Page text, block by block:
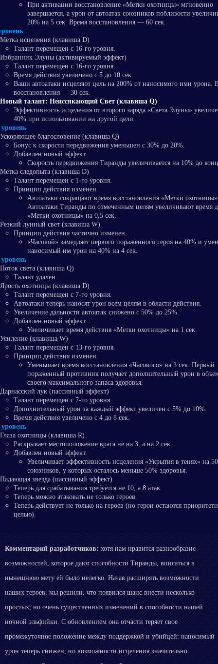
При активации восстановление «Метки охотницы» мгновенно
завершается, а урон от автоатак союзников поблизости
20% на 5 сек. Время восстановления — 60 сек.
Метка исцеления (клавиша D)
Талант перемещен с 16-го уровня.
Избранник Элуны (активируемый эффект)
Талант перемещен с 16-го уровня.
Время действия увеличено с 5 до 10 сек.
Ваши автоатаки исцеляют цель на 200% от наносимого ими урона.
восстановления — 30 сек.
Новый талант: Неиссякающий Свет (клавиша Q)
Эффективность исцеления от второго заряда «Света Элуны»
40% при использовании на другой цели.
Ускоряющее благословение (клавиша Q)
Бонус к скорости передвижения уменьшен с 30% до 20%.
Добавлен новый эффект.
Скорость передвижения Тиранды увеличивается на 10% до
Метка следопыта (клавиша D)
Талант перемещен с 1-го уровня.
Принцип действия изменен.
Автоатаки сокращают время восстановления «Метки
Автоатаки Тиранды по отмеченным целям увеличивают время
«Метки охотницы» на 0,5 сек.
Резкий лунный свет (клавиша W)
Принцип действия частично изменен.
«Часовой» замедляет первого пораженного героя на 40% и
наносимый им урон на 40% на 4 сек.
Поток света (клавиша Q)
Талант удален.
Ярость охотницы (клавиша D)
Талант перемещен с 7-го уровня.
Автоатаки теперь наносят урон всем целям в области действия.
Увеличение дальности автоатак снижено с 50% до 25%.
Добавлен новый эффект.
Увеличивает время действия «Метки охотницы» на 1 сек.
Усиление (клавиша W)
Талант перемещен с 13-го уровня.
Принцип действия изменен.
Уменьшает время восстановления «Часового» на 3 сек. Первый
пораженный противник получает дополнительный урон в
своего максимального запаса здоровья.
Дарнасский лук (пассивный эффект)
Талант перемещен с 7-го уровня.
Дополнительный урон за каждый эффект увеличен с 5% до 10%.
Время действия увеличено с 4 до 8 сек.
Глаза охотницы (клавиша R)
Раскрывает местоположение врага не на 3, а на 2 сек.
Добавлен новый эффект.
Увеличивает эффективность исцеления «Укрытия в тенях» на
союзников, у которых осталось меньше 50% здоровья.
Падающая звезда (пассивный эффект)
Теперь для срабатывания требуется не 10, а 8 атак.
Теперь можно атаковать не только героев.
Теперь действует не только на героев (но герои остаются
целью).
Комментарий разработчиков: хотя нам нравится разнообразие
возможностей, которое дают способности Тиранды, вписаться в
нынешнюю мету ей было нелегко. Начав расширять возможности
наших героев, мы решили, что появился шанс внести несколько
простых, но очень существенных изменений в способности нашей
ночной эльфийки. С обновлением она отчасти теряет свое
промежуточное положение между поддержкой и убийцей: наносимый
урон теперь снижен, но возможности исцеления значительно